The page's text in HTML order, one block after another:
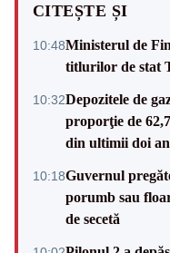
CITEȘTE ȘI
10:48Ministerul de
titlurilor de stat
10:32Depozitele de
proporţie de
din ultimii doi
10:18Guvernul
porumb sau
de secetă